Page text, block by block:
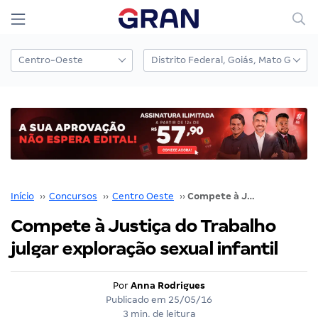
Início ›› Concursos ›› Centro Oeste ›› Compete à Justiça do Trabalho julgar exploração sexual infantil
Compete à Justiça do Trabalho
julgar exploração sexual infantil
Por Anna Rodrigues
Publicado em 25/05/16
3 min. de leitura